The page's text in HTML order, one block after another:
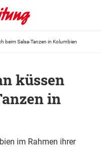
beim Salsa-Tanzen in Kolumbien
küssen
in
im Rahmen ihrer